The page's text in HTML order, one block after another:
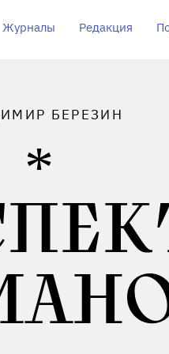
Журналы Редакция
БЕРЕЗИН